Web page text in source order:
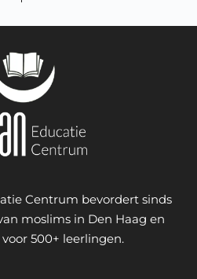
Centrum bevordert sinds
moslims in Den Haag en
500+ leerlingen.